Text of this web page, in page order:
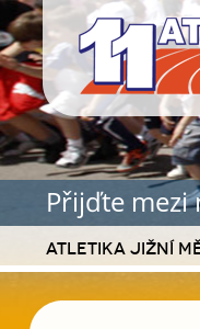
Přijďte mezi
Atletika Jižní